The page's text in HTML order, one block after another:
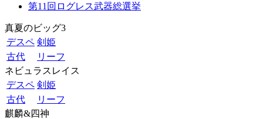
第11回ログレス武器総選挙
真夏のビッグ3
デスペ 剣姫
古代
リーフ
ネビュラスレイス
デスペ 剣姫
古代
リーフ
麒麟&四神